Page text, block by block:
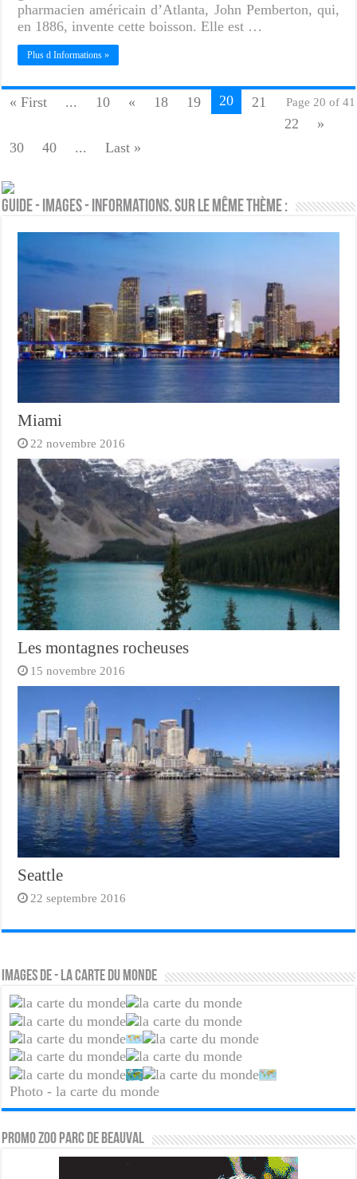
pharmacien américain d’Atlanta, John Pemberton, qui,
en 1886, invente cette boisson. Elle est …
Plus d Informations »
Page 20 of 41
« First ... 10 « 18 19 20
21
22
»
30
40 ... Last »
Guide - Images - Informations. Sur le même thème :
Miami
22 novembre 2016
Les montagnes rocheuses
15 novembre 2016
Seattle
22 septembre 2016
Images de - la carte du monde
Photo - la carte du monde
PROMO ZOO PARC DE BEAUVAL